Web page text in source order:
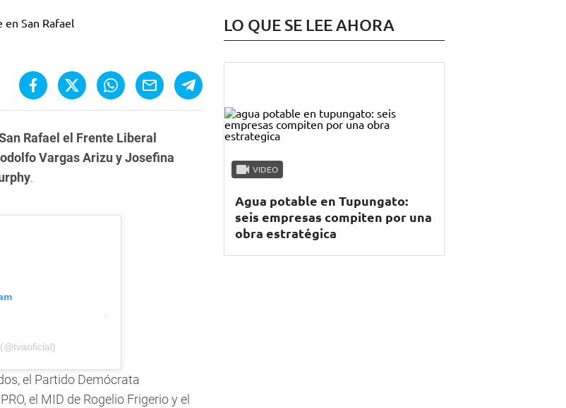
Rafael el Frente Liberal
Vargas Arizu y Josefina
.
el Partido Demócrata
el MID de Rogelio Frigerio y el
LO QUE SE LEE AHORA
VIDEO
Agua potable en Tupungato:
seis empresas compiten por una
obra estratégica